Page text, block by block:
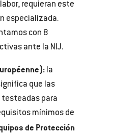
requieran este
especializada.
con 8
ante la NIJ.
la
que las
testeadas para
mínimos de
de Protección